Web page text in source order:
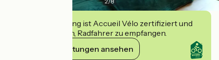
Diese Einrichtung ist Accueil Vélo zertifiziert und
verpflichtet sich, Radfahrer zu empfangen.
Ihre Verpflichtungen ansehen